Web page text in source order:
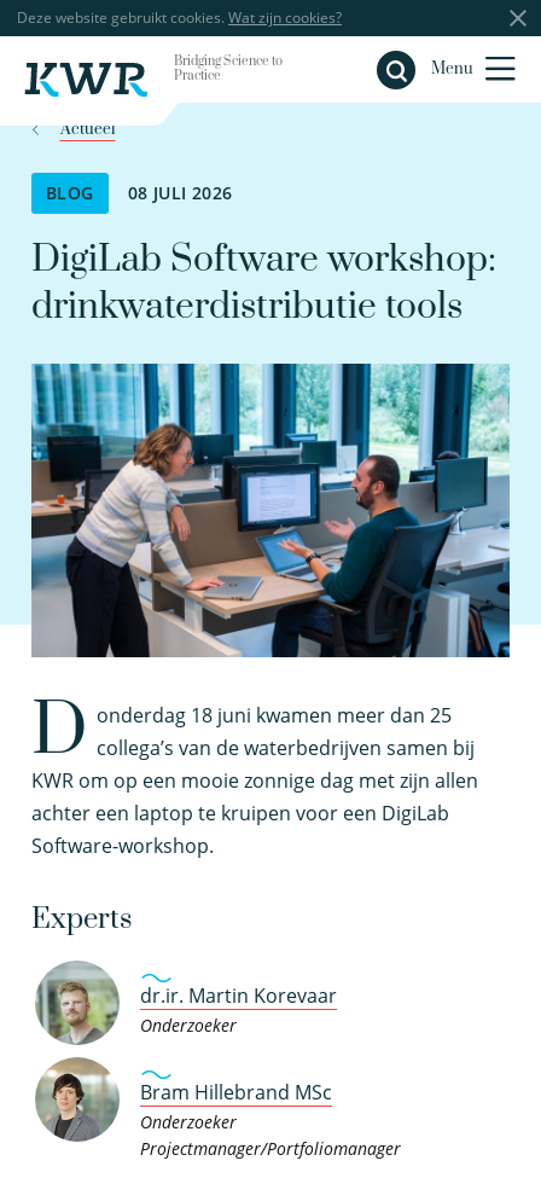
Deze website gebruikt cookies. Wat zijn cookies?
Bridging Science to
Practice
Menu
Sluiten
Actueel
BLOG 08 JULI 2026
DigiLab Software workshop:
drinkwaterdistributie tools
D onderdag 18 juni kwamen meer dan 25
collega’s van de waterbedrijven samen bij
KWR om op een mooie zonnige dag met zijn allen
achter een laptop te kruipen voor een DigiLab
Software-workshop.
Experts
dr.ir. Martin Korevaar
Onderzoeker
Bram Hillebrand MSc
Onderzoeker
Projectmanager/Portfoliomanager